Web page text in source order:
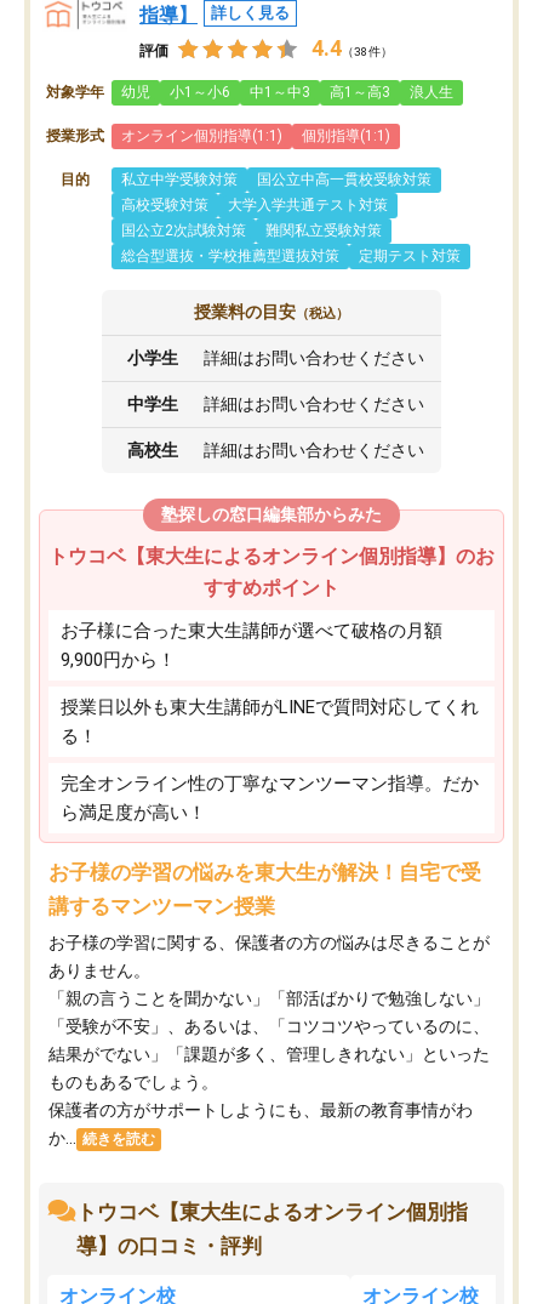
指導】
詳しく見る
評価 4.4 （38件）
対象学年 幼児 小1～小6 中1～中3 高1～高3 浪人生
授業形式 オンライン個別指導(1:1) 個別指導(1:1)
目的 私立中学受験対策
国公立中高一貫校受験対策
高校受験対策
大学入学共通テスト対策
国公立2次試験対策
難関私立受験対策
総合型選抜・学校推薦型選抜対策
定期テスト対策
授業料の目安 （税込）
小学生 詳細はお問い合わせください
中学生 詳細はお問い合わせください
高校生 詳細はお問い合わせください
塾探しの窓口編集部からみた
トウコベ【東大生によるオンライン個別指導】のお
すすめポイント
お子様に合った東大生講師が選べて破格の月額
9,900円から！
授業日以外も東大生講師がLINEで質問対応してくれ
る！
完全オンライン性の丁寧なマンツーマン指導。だか
ら満足度が高い！
お子様の学習の悩みを東大生が解決！自宅で受
講するマンツーマン授業
お子様の学習に関する、保護者の方の悩みは尽きることが
ありません。
「親の言うことを聞かない」「部活ばかりで勉強しない」
「受験が不安」、あるいは、「コツコツやっているのに、
結果がでない」「課題が多く、管理しきれない」といった
ものもあるでしょう。
保護者の方がサポートしようにも、最新の教育事情がわ
か...
続きを読む
トウコベ【東大生によるオンライン個別指
導】の口コミ・評判
オンライン校 オンライン校